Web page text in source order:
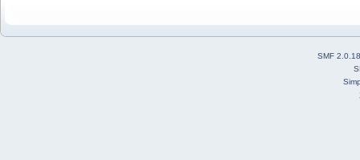
SMF 2.0.18